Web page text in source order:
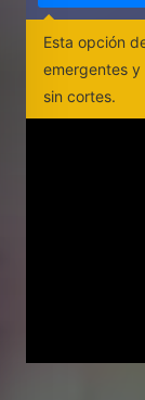
Esta opción
emergentes
sin cortes.